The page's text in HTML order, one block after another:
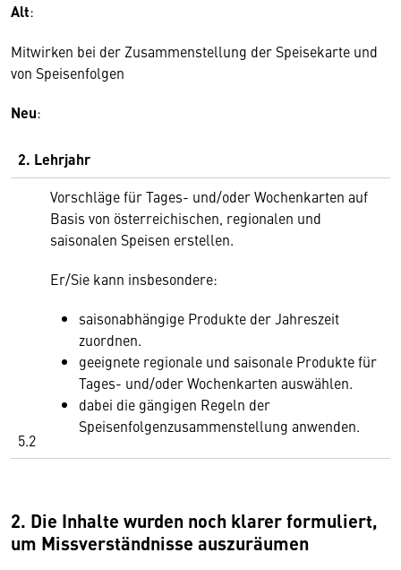
Alt:
Mitwirken bei der Zusammenstellung der Speisekarte und
von Speisenfolgen
Neu:
2. Lehrjahr
5.2
Vorschläge für Tages- und/oder Wochenkarten auf
Basis von österreichischen, regionalen und
saisonalen Speisen erstellen.
Er/Sie kann insbesondere:
saisonabhängige Produkte der Jahreszeit
zuordnen.
geeignete regionale und saisonale Produkte für
Tages- und/oder Wochenkarten auswählen.
dabei die gängigen Regeln der
Speisenfolgenzusammenstellung anwenden.
2. Die Inhalte wurden noch klarer formuliert,
um Missverständnisse auszuräumen